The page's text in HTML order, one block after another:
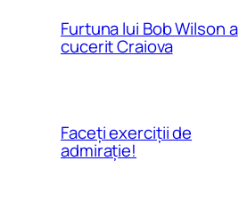
Furtuna lui Bob Wilson a
cucerit Craiova
Faceți exerciții de
admirație!